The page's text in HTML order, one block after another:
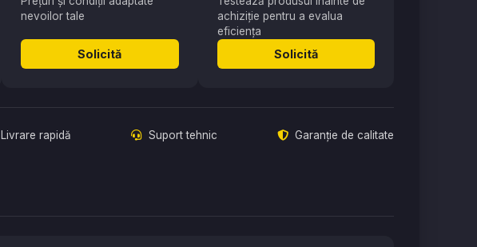
nevoilor tale
Solicită
achiziție pentru a evalua
eficiența
Solicită
Livrare rapidă Suport tehnic Garanție de calitate